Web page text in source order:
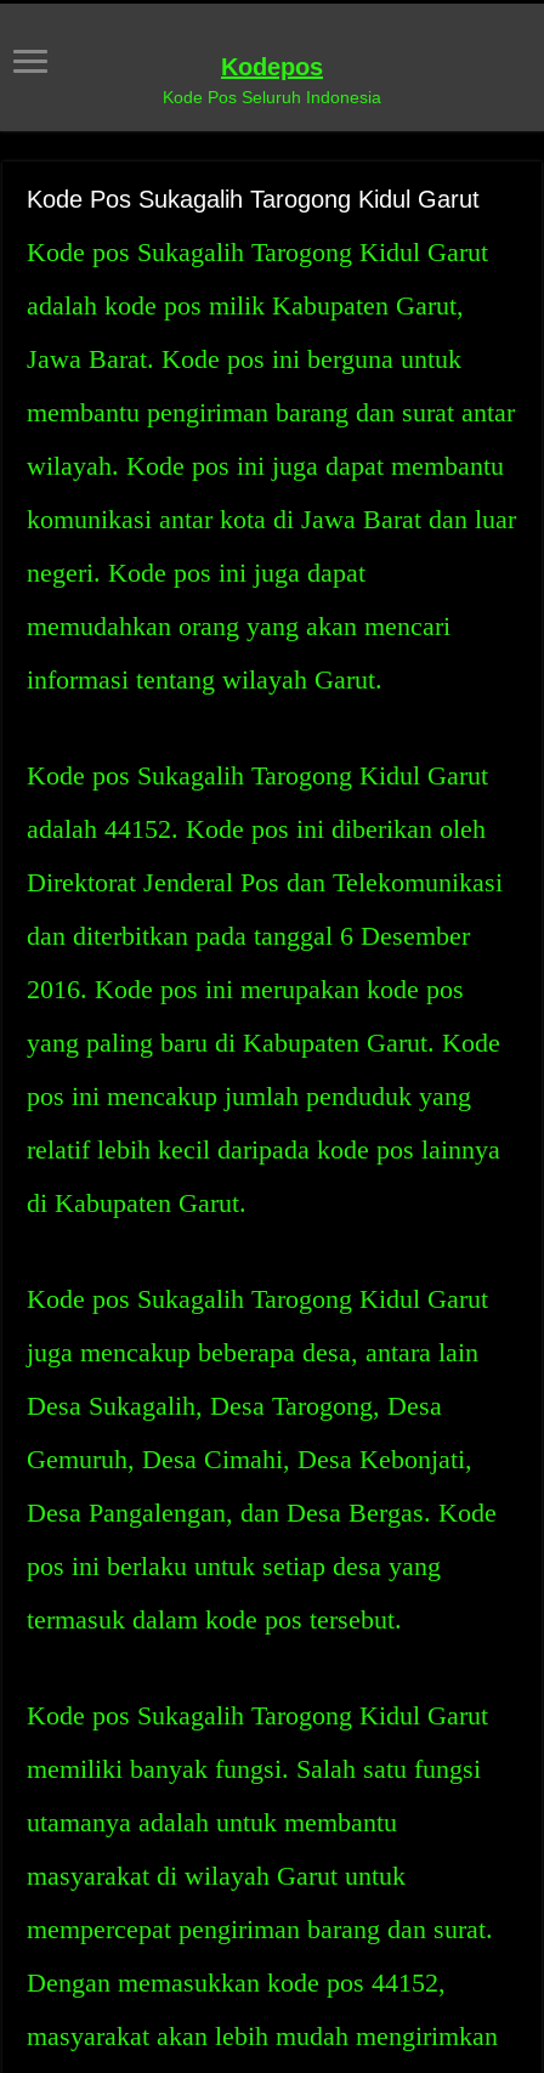
Kodepos
Kode Pos Seluruh Indonesia
Kode Pos Sukagalih Tarogong Kidul Garut
Kode pos Sukagalih Tarogong Kidul Garut
adalah kode pos milik Kabupaten Garut,
Jawa Barat. Kode pos ini berguna untuk
membantu pengiriman barang dan surat antar
wilayah. Kode pos ini juga dapat membantu
komunikasi antar kota di Jawa Barat dan luar
negeri. Kode pos ini juga dapat
memudahkan orang yang akan mencari
informasi tentang wilayah Garut.
Kode pos Sukagalih Tarogong Kidul Garut
adalah 44152. Kode pos ini diberikan oleh
Direktorat Jenderal Pos dan Telekomunikasi
dan diterbitkan pada tanggal 6 Desember
2016. Kode pos ini merupakan kode pos
yang paling baru di Kabupaten Garut. Kode
pos ini mencakup jumlah penduduk yang
relatif lebih kecil daripada kode pos lainnya
di Kabupaten Garut.
Kode pos Sukagalih Tarogong Kidul Garut
juga mencakup beberapa desa, antara lain
Desa Sukagalih, Desa Tarogong, Desa
Gemuruh, Desa Cimahi, Desa Kebonjati,
Desa Pangalengan, dan Desa Bergas. Kode
pos ini berlaku untuk setiap desa yang
termasuk dalam kode pos tersebut.
Kode pos Sukagalih Tarogong Kidul Garut
memiliki banyak fungsi. Salah satu fungsi
utamanya adalah untuk membantu
masyarakat di wilayah Garut untuk
mempercepat pengiriman barang dan surat.
Dengan memasukkan kode pos 44152,
masyarakat akan lebih mudah mengirimkan